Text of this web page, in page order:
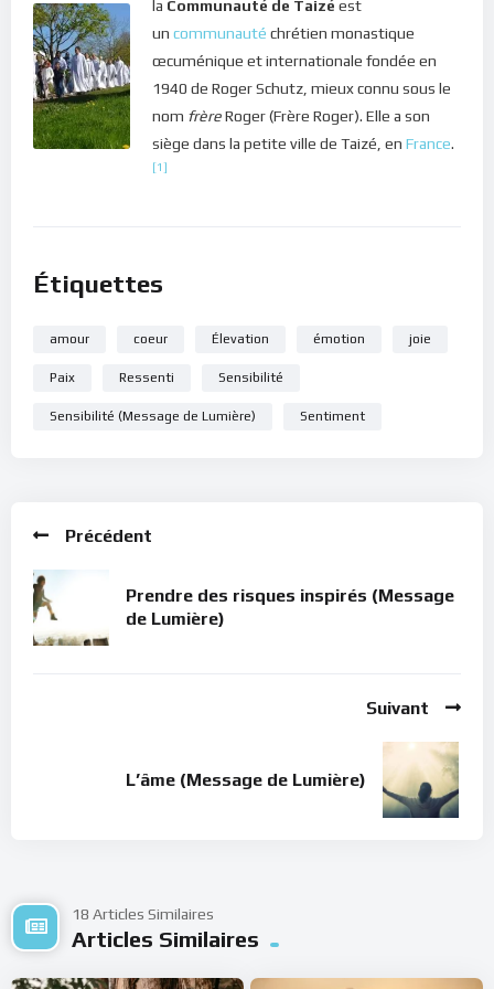
synchronicités auront un sens pour nous… les messages du
Ciel seront plus clairs à notre esprit ! La communication avec le
Ciel sera plus fluide.
Dans le silence de ton cœur, écoute ce message de lumière.
Bonne méditation.
la Communauté de Taizé est
un communauté chrétien monastique
œcuménique et internationale fondée en
1940 de Roger Schutz, mieux connu sous le
nom frèreRoger (Frère Roger). Elle a son
siège dans la petite ville de Taizé, en France.
[1]
Étiquettes
amour coeur Élevation émotion joie
Paix Ressenti Sensibilité
Sensibilité (Message de Lumière) Sentiment
Précédent
Prendre des risques inspirés (Message
de Lumière)
Suivant
L’âme (Message de Lumière)
18 Articles Similaires
Articles Similaires